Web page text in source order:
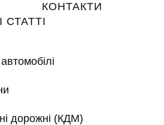
КОНТАКТИ
СТАТТІ
дорожні (КДМ)